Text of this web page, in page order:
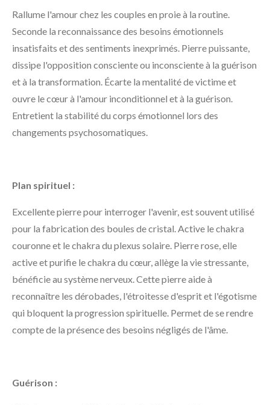
Rallume l'amour chez les couples en proie à la routine.
Seconde la reconnaissance des besoins émotionnels
insatisfaits et des sentiments inexprimés. Pierre puissante,
dissipe l'opposition consciente ou inconsciente à la guérison
et à la transformation. Écarte la mentalité de victime et
ouvre le cœur à l'amour inconditionnel et à la guérison.
Entretient la stabilité du corps émotionnel lors des
changements psychosomatiques.
Plan spirituel :
Excellente pierre pour interroger l'avenir, est souvent utilisé
pour la fabrication des boules de cristal. Active le chakra
couronne et le chakra du plexus solaire. Pierre rose, elle
active et purifie le chakra du cœur, allège la vie stressante,
bénéficie au système nerveux. Cette pierre aide à
reconnaître les dérobades, l'étroitesse d'esprit et l'égotisme
qui bloquent la progression spirituelle. Permet de se rendre
compte de la présence des besoins négligés de l'âme.
Guérison :